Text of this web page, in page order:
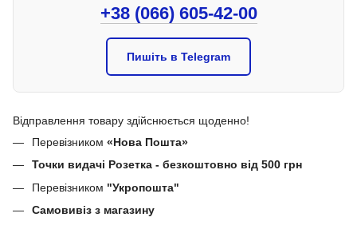
+38 (066) 605-42-00
Пишіть в Telegram
Відправлення товару здійснюється щоденно!
Перевізником «Нова Пошта»
Точки видачі Розетка - безкоштовно від 500 грн
Перевізником "Укропошта"
Самовивіз з магазину